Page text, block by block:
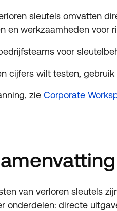
sleutels omvatten
en werkzaamheden voor
voor
cijfers wilt testen,
zie Corporate
van verloren sleutels
onderdelen: directe